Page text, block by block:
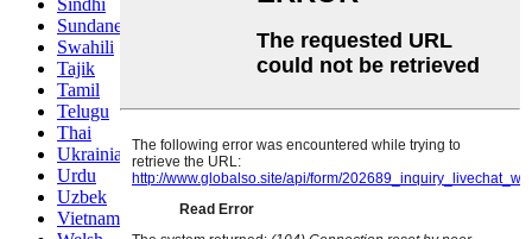
Sindhi
Sundanese
Swahili
Tajik
Tamil
Telugu
Thai
Ukrainian
Urdu
Uzbek
Vietnamese